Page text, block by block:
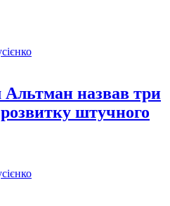
назвав три
розвитку штучного